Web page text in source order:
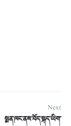
Next
སྨན་ཁང་ནས་བོད་སྐད་ཡིག་